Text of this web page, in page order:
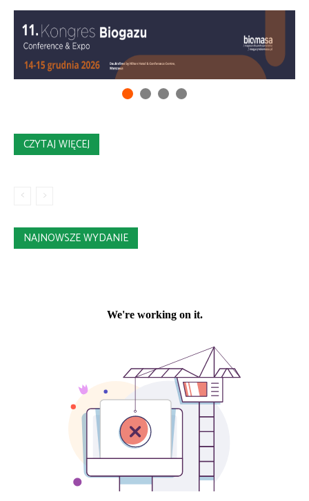
CZYTAJ WIĘCEJ
NAJNOWSZE WYDANIE